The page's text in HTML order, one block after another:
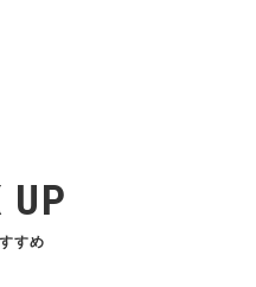
UP
すめ